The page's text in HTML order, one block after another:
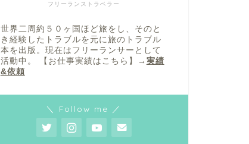
フリーランストラベラー
世界二周約５０ヶ国ほど旅をし、そのと
き経験したトラブルを元に旅のトラブル
本を出版。現在はフリーランサーとして
活動中。 【お仕事実績はこちら】→ 実績
&依頼
＼ Follow me ／